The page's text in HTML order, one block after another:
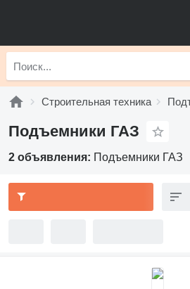
Строительная техника
Подъемники ГАЗ
2 объявления: Подъемники ГАЗ